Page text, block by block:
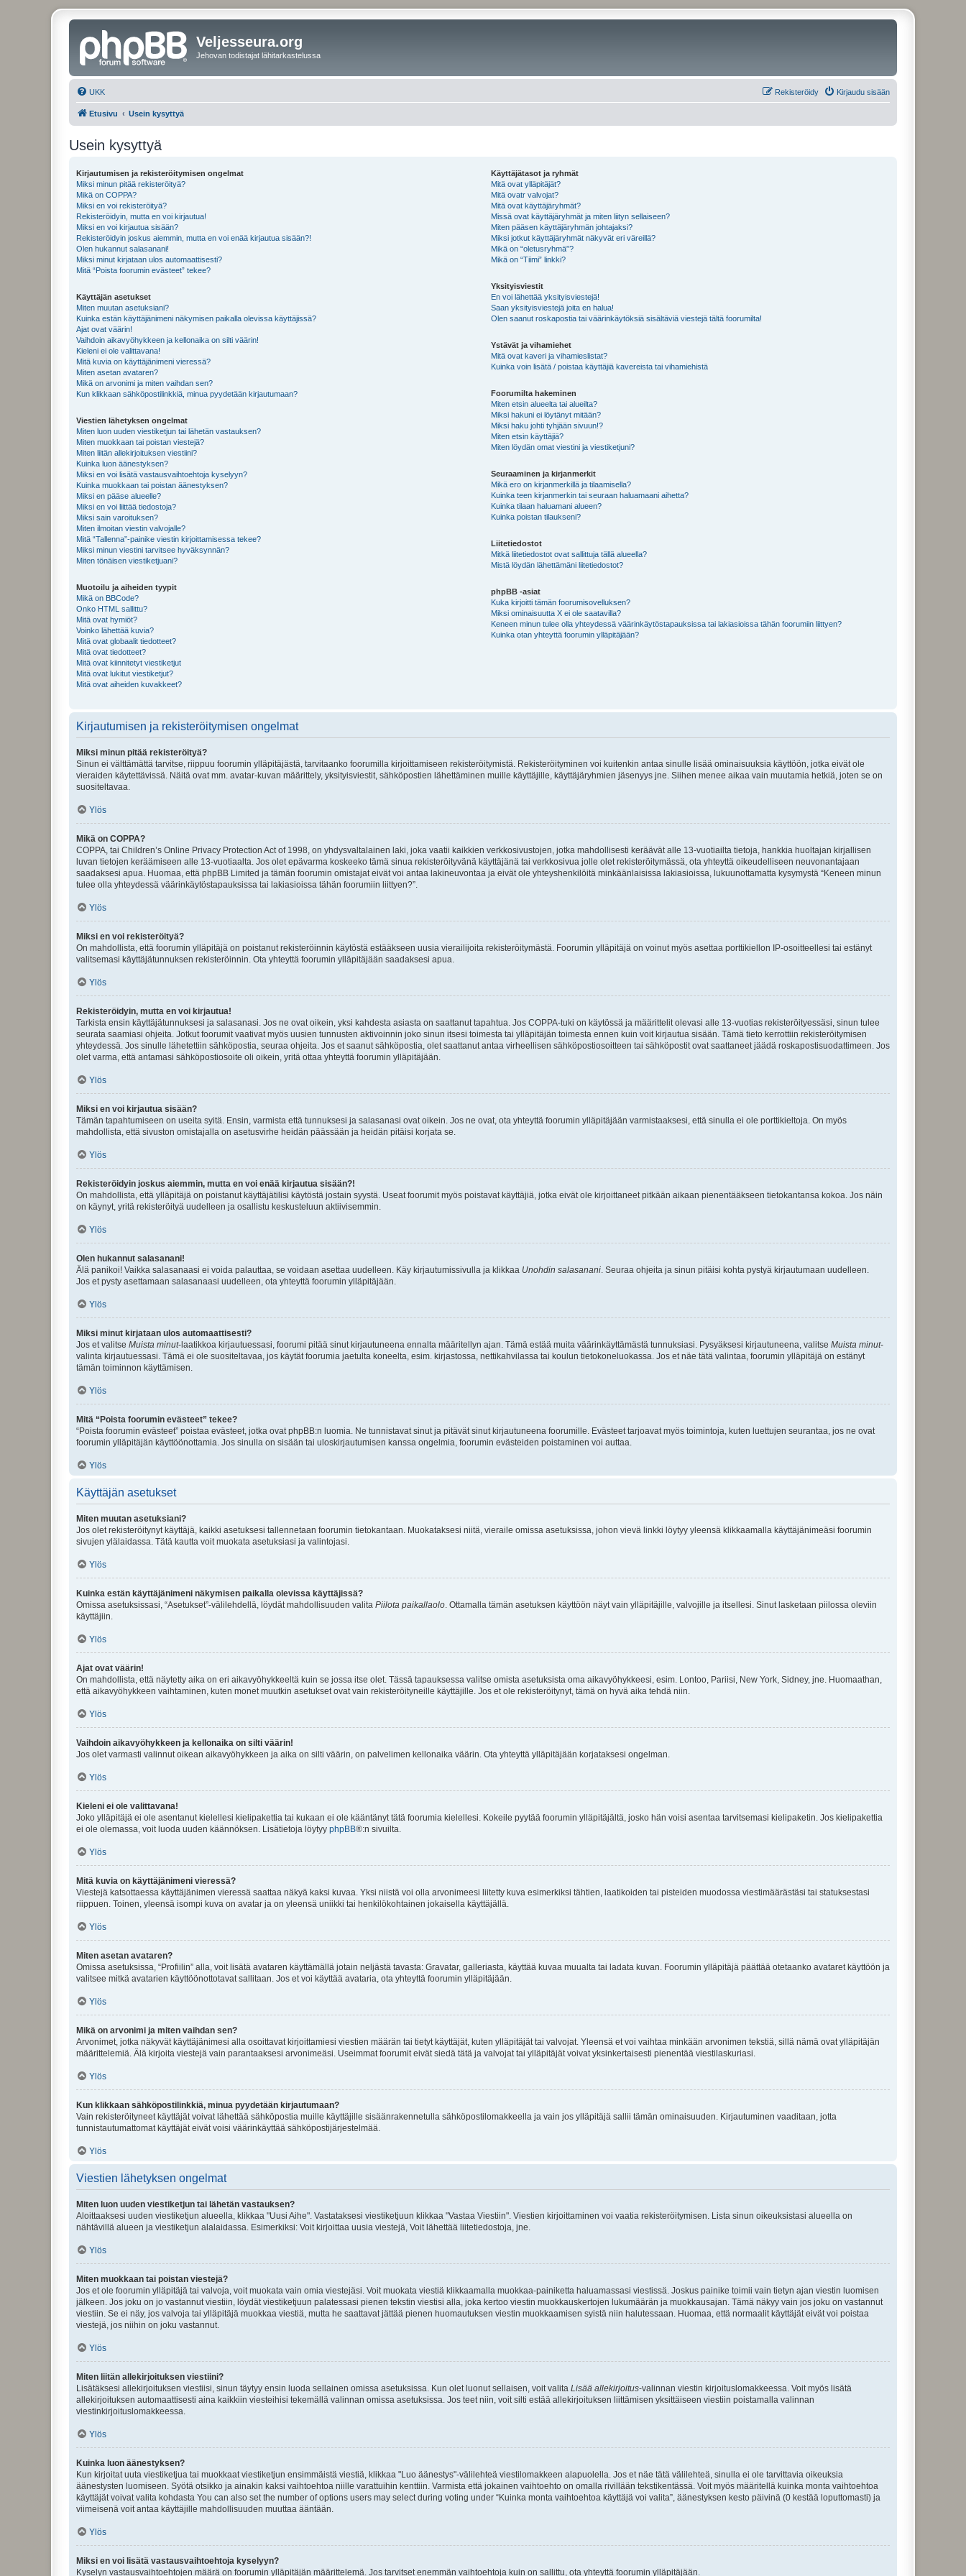
Veljesseura.org
Jehovan todistajat lähitarkastelussa
UKK Kirjaudu sisään
Rekisteröidy
Etusivu Usein kysyttyä
Usein kysyttyä
Kirjautumisen ja rekisteröitymisen ongelmat
Miksi minun pitää rekisteröityä?
Mikä on COPPA?
Miksi en voi rekisteröityä?
Rekisteröidyin, mutta en voi kirjautua!
Miksi en voi kirjautua sisään?
Rekisteröidyin joskus aiemmin, mutta en voi enää kirjautua sisään?!
Olen hukannut salasanani!
Miksi minut kirjataan ulos automaattisesti?
Mitä “Poista foorumin evästeet” tekee?
Käyttäjän asetukset
Miten muutan asetuksiani?
Kuinka estän käyttäjänimeni näkymisen paikalla olevissa käyttäjissä?
Ajat ovat väärin!
Vaihdoin aikavyöhykkeen ja kellonaika on silti väärin!
Kieleni ei ole valittavana!
Mitä kuvia on käyttäjänimeni vieressä?
Miten asetan avataren?
Mikä on arvonimi ja miten vaihdan sen?
Kun klikkaan sähköpostilinkkiä, minua pyydetään kirjautumaan?
Viestien lähetyksen ongelmat
Miten luon uuden viestiketjun tai lähetän vastauksen?
Miten muokkaan tai poistan viestejä?
Miten liitän allekirjoituksen viestiini?
Kuinka luon äänestyksen?
Miksi en voi lisätä vastausvaihtoehtoja kyselyyn?
Kuinka muokkaan tai poistan äänestyksen?
Miksi en pääse alueelle?
Miksi en voi liittää tiedostoja?
Miksi sain varoituksen?
Miten ilmoitan viestin valvojalle?
Mitä “Tallenna”-painike viestin kirjoittamisessa tekee?
Miksi minun viestini tarvitsee hyväksynnän?
Miten tönäisen viestiketjuani?
Muotoilu ja aiheiden tyypit
Mikä on BBCode?
Onko HTML sallittu?
Mitä ovat hymiöt?
Voinko lähettää kuvia?
Mitä ovat globaalit tiedotteet?
Mitä ovat tiedotteet?
Mitä ovat kiinnitetyt viestiketjut
Mitä ovat lukitut viestiketjut?
Mitä ovat aiheiden kuvakkeet?
Käyttäjätasot ja ryhmät
Mitä ovat ylläpitäjät?
Mitä ovatr valvojat?
Mitä ovat käyttäjäryhmät?
Missä ovat käyttäjäryhmät ja miten liityn sellaiseen?
Miten pääsen käyttäjäryhmän johtajaksi?
Miksi jotkut käyttäjäryhmät näkyvät eri väreillä?
Mikä on “oletusryhmä”?
Mikä on “Tiimi” linkki?
Yksityisviestit
En voi lähettää yksityisviestejä!
Saan yksityisviestejä joita en halua!
Olen saanut roskapostia tai väärinkäytöksiä sisältäviä viestejä tältä foorumilta!
Ystävät ja vihamiehet
Mitä ovat kaveri ja vihamieslistat?
Kuinka voin lisätä / poistaa käyttäjiä kavereista tai vihamiehistä
Foorumilta hakeminen
Miten etsin alueelta tai alueilta?
Miksi hakuni ei löytänyt mitään?
Miksi haku johti tyhjään sivuun!?
Miten etsin käyttäjiä?
Miten löydän omat viestini ja viestiketjuni?
Seuraaminen ja kirjanmerkit
Mikä ero on kirjanmerkillä ja tilaamisella?
Kuinka teen kirjanmerkin tai seuraan haluamaani aihetta?
Kuinka tilaan haluamani alueen?
Kuinka poistan tilaukseni?
Liitetiedostot
Mitkä liitetiedostot ovat sallittuja tällä alueella?
Mistä löydän lähettämäni liitetiedostot?
phpBB -asiat
Kuka kirjoitti tämän foorumisovelluksen?
Miksi ominaisuutta X ei ole saatavilla?
Keneen minun tulee olla yhteydessä väärinkäytöstapauksissa tai lakiasioissa tähän foorumiin liittyen?
Kuinka otan yhteyttä foorumin ylläpitäjään?
Kirjautumisen ja rekisteröitymisen ongelmat
Miksi minun pitää rekisteröityä?
Sinun ei välttämättä tarvitse, riippuu foorumin ylläpitäjästä, tarvitaanko foorumilla kirjoittamiseen rekisteröitymistä. Rekisteröityminen voi kuitenkin antaa sinulle lisää ominaisuuksia käyttöön, jotka eivät ole
vieraiden käytettävissä. Näitä ovat mm. avatar-kuvan määrittely, yksityisviestit, sähköpostien lähettäminen muille käyttäjille, käyttäjäryhmien jäsenyys jne. Siihen menee aikaa vain muutamia hetkiä, joten se on
suositeltavaa.
Ylös
Mikä on COPPA?
COPPA, tai Children’s Online Privacy Protection Act of 1998, on yhdysvaltalainen laki, joka vaatii kaikkien verkkosivustojen, jotka mahdollisesti keräävät alle 13-vuotiailta tietoja, hankkia huoltajan kirjallisen
luvan tietojen keräämiseen alle 13-vuotiaalta. Jos olet epävarma koskeeko tämä sinua rekisteröityvänä käyttäjänä tai verkkosivua jolle olet rekisteröitymässä, ota yhteyttä oikeudelliseen neuvonantajaan
saadaksesi apua. Huomaa, että phpBB Limited ja tämän foorumin omistajat eivät voi antaa lakineuvontaa ja eivät ole yhteyshenkilöitä minkäänlaisissa lakiasioissa, lukuunottamatta kysymystä “Keneen minun
tulee olla yhteydessä väärinkäytöstapauksissa tai lakiasioissa tähän foorumiin liittyen?”.
Ylös
Miksi en voi rekisteröityä?
On mahdollista, että foorumin ylläpitäjä on poistanut rekisteröinnin käytöstä estääkseen uusia vierailijoita rekisteröitymästä. Foorumin ylläpitäjä on voinut myös asettaa porttikiellon IP-osoitteellesi tai estänyt
valitsemasi käyttäjätunnuksen rekisteröinnin. Ota yhteyttä foorumin ylläpitäjään saadaksesi apua.
Ylös
Rekisteröidyin, mutta en voi kirjautua!
Tarkista ensin käyttäjätunnuksesi ja salasanasi. Jos ne ovat oikein, yksi kahdesta asiasta on saattanut tapahtua. Jos COPPA-tuki on käytössä ja määrittelit olevasi alle 13-vuotias rekisteröityessäsi, sinun tulee
seurata saamiasi ohjeita. Jotkut foorumit vaativat myös uusien tunnusten aktivoinnin joko sinun itsesi toimesta tai ylläpitäjän toimesta ennen kuin voit kirjautua sisään. Tämä tieto kerrottiin rekisteröitymisen
yhteydessä. Jos sinulle lähetettiin sähköpostia, seuraa ohjeita. Jos et saanut sähköpostia, olet saattanut antaa virheellisen sähköpostiosoitteen tai sähköpostit ovat saattaneet jäädä roskapostisuodattimeen. Jos
olet varma, että antamasi sähköpostiosoite oli oikein, yritä ottaa yhteyttä foorumin ylläpitäjään.
Ylös
Miksi en voi kirjautua sisään?
Tämän tapahtumiseen on useita syitä. Ensin, varmista että tunnuksesi ja salasanasi ovat oikein. Jos ne ovat, ota yhteyttä foorumin ylläpitäjään varmistaaksesi, että sinulla ei ole porttikieltoja. On myös
mahdollista, että sivuston omistajalla on asetusvirhe heidän päässään ja heidän pitäisi korjata se.
Ylös
Rekisteröidyin joskus aiemmin, mutta en voi enää kirjautua sisään?!
On mahdollista, että ylläpitäjä on poistanut käyttäjätilisi käytöstä jostain syystä. Useat foorumit myös poistavat käyttäjiä, jotka eivät ole kirjoittaneet pitkään aikaan pienentääkseen tietokantansa kokoa. Jos näin
on käynyt, yritä rekisteröityä uudelleen ja osallistu keskusteluun aktiivisemmin.
Ylös
Olen hukannut salasanani!
Älä panikoi! Vaikka salasanaasi ei voida palauttaa, se voidaan asettaa uudelleen. Käy kirjautumissivulla ja klikkaa Unohdin salasanani . Seuraa ohjeita ja sinun pitäisi kohta pystyä kirjautumaan uudelleen.
Jos et pysty asettamaan salasanaasi uudelleen, ota yhteyttä foorumin ylläpitäjään.
Ylös
Miksi minut kirjataan ulos automaattisesti?
Jos et valitse Muista minut-laatikkoa kirjautuessasi, foorumi pitää sinut kirjautuneena ennalta määritellyn ajan. Tämä estää muita väärinkäyttämästä tunnuksiasi. Pysyäksesi kirjautuneena, valitse Muista minut-
valinta kirjautuessasi. Tämä ei ole suositeltavaa, jos käytät foorumia jaetulta koneelta, esim. kirjastossa, nettikahvilassa tai koulun tietokoneluokassa. Jos et näe tätä valintaa, foorumin ylläpitäjä on estänyt
tämän toiminnon käyttämisen.
Ylös
Mitä “Poista foorumin evästeet” tekee?
“Poista foorumin evästeet” poistaa evästeet, jotka ovat phpBB:n luomia. Ne tunnistavat sinut ja pitävät sinut kirjautuneena foorumille. Evästeet tarjoavat myös toimintoja, kuten luettujen seurantaa, jos ne ovat
foorumin ylläpitäjän käyttöönottamia. Jos sinulla on sisään tai uloskirjautumisen kanssa ongelmia, foorumin evästeiden poistaminen voi auttaa.
Ylös
Käyttäjän asetukset
Miten muutan asetuksiani?
Jos olet rekisteröitynyt käyttäjä, kaikki asetuksesi tallennetaan foorumin tietokantaan. Muokataksesi niitä, vieraile omissa asetuksissa, johon vievä linkki löytyy yleensä klikkaamalla käyttäjänimeäsi foorumin
sivujen ylälaidassa. Tätä kautta voit muokata asetuksiasi ja valintojasi.
Ylös
Kuinka estän käyttäjänimeni näkymisen paikalla olevissa käyttäjissä?
Omissa asetuksissasi, “Asetukset”-välilehdellä, löydät mahdollisuuden valita Piilota paikallaolo . Ottamalla tämän asetuksen käyttöön näyt vain ylläpitäjille, valvojille ja itsellesi. Sinut lasketaan piilossa oleviin
käyttäjiin.
Ylös
Ajat ovat väärin!
On mahdollista, että näytetty aika on eri aikavyöhykkeeltä kuin se jossa itse olet. Tässä tapauksessa valitse omista asetuksista oma aikavyöhykkeesi, esim. Lontoo, Pariisi, New York, Sidney, jne. Huomaathan,
että aikavyöhykkeen vaihtaminen, kuten monet muutkin asetukset ovat vain rekisteröityneille käyttäjille. Jos et ole rekisteröitynyt, tämä on hyvä aika tehdä niin.
Ylös
Vaihdoin aikavyöhykkeen ja kellonaika on silti väärin!
Jos olet varmasti valinnut oikean aikavyöhykkeen ja aika on silti väärin, on palvelimen kellonaika väärin. Ota yhteyttä ylläpitäjään korjataksesi ongelman.
Ylös
Kieleni ei ole valittavana!
Joko ylläpitäjä ei ole asentanut kielellesi kielipakettia tai kukaan ei ole kääntänyt tätä foorumia kielellesi. Kokeile pyytää foorumin ylläpitäjältä, josko hän voisi asentaa tarvitsemasi kielipaketin. Jos kielipakettia
ei ole olemassa, voit luoda uuden käännöksen. Lisätietoja löytyy phpBB®:n sivuilta.
Ylös
Mitä kuvia on käyttäjänimeni vieressä?
Viestejä katsottaessa käyttäjänimen vieressä saattaa näkyä kaksi kuvaa. Yksi niistä voi olla arvonimeesi liitetty kuva esimerkiksi tähtien, laatikoiden tai pisteiden muodossa viestimäärästäsi tai statuksestasi
riippuen. Toinen, yleensä isompi kuva on avatar ja on yleensä uniikki tai henkilökohtainen jokaisella käyttäjällä.
Ylös
Miten asetan avataren?
Omissa asetuksissa, “Profiilin” alla, voit lisätä avataren käyttämällä jotain neljästä tavasta: Gravatar, galleriasta, käyttää kuvaa muualta tai ladata kuvan. Foorumin ylläpitäjä päättää otetaanko avataret käyttöön ja
valitsee mitkä avatarien käyttöönottotavat sallitaan. Jos et voi käyttää avataria, ota yhteyttä foorumin ylläpitäjään.
Ylös
Mikä on arvonimi ja miten vaihdan sen?
Arvonimet, jotka näkyvät käyttäjänimesi alla osoittavat kirjoittamiesi viestien määrän tai tietyt käyttäjät, kuten ylläpitäjät tai valvojat. Yleensä et voi vaihtaa minkään arvonimen tekstiä, sillä nämä ovat ylläpitäjän
määrittelemiä. Älä kirjoita viestejä vain parantaaksesi arvonimeäsi. Useimmat foorumit eivät siedä tätä ja valvojat tai ylläpitäjät voivat yksinkertaisesti pienentää viestilaskuriasi.
Ylös
Kun klikkaan sähköpostilinkkiä, minua pyydetään kirjautumaan?
Vain rekisteröityneet käyttäjät voivat lähettää sähköpostia muille käyttäjille sisäänrakennetulla sähköpostilomakkeella ja vain jos ylläpitäjä sallii tämän ominaisuuden. Kirjautuminen vaaditaan, jotta
tunnistautumattomat käyttäjät eivät voisi väärinkäyttää sähköpostijärjestelmää.
Ylös
Viestien lähetyksen ongelmat
Miten luon uuden viestiketjun tai lähetän vastauksen?
Aloittaaksesi uuden viestiketjun alueella, klikkaa "Uusi Aihe". Vastataksesi viestiketjuun klikkaa "Vastaa Viestiin". Viestien kirjoittaminen voi vaatia rekisteröitymisen. Lista sinun oikeuksistasi alueella on
nähtävillä alueen ja viestiketjun alalaidassa. Esimerkiksi: Voit kirjoittaa uusia viestejä, Voit lähettää liitetiedostoja, jne.
Ylös
Miten muokkaan tai poistan viestejä?
Jos et ole foorumin ylläpitäjä tai valvoja, voit muokata vain omia viestejäsi. Voit muokata viestiä klikkaamalla muokkaa-painiketta haluamassasi viestissä. Joskus painike toimii vain tietyn ajan viestin luomisen
jälkeen. Jos joku on jo vastannut viestiin, löydät viestiketjuun palatessasi pienen tekstin viestisi alla, joka kertoo viestin muokkauskertojen lukumäärän ja muokkausajan. Tämä näkyy vain jos joku on vastannut
viestiin. Se ei näy, jos valvoja tai ylläpitäjä muokkaa viestiä, mutta he saattavat jättää pienen huomautuksen viestin muokkaamisen syistä niin halutessaan. Huomaa, että normaalit käyttäjät eivät voi poistaa
viestejä, jos niihin on joku vastannut.
Ylös
Miten liitän allekirjoituksen viestiini?
Lisätäksesi allekirjoituksen viestiisi, sinun täytyy ensin luoda sellainen omissa asetuksissa. Kun olet luonut sellaisen, voit valita Lisää allekirjoitus-valinnan viestin kirjoituslomakkeessa. Voit myös lisätä
allekirjoituksen automaattisesti aina kaikkiin viesteihisi tekemällä valinnan omissa asetuksissa. Jos teet niin, voit silti estää allekirjoituksen liittämisen yksittäiseen viestiin poistamalla valinnan
viestinkirjoituslomakkeessa.
Ylös
Kuinka luon äänestyksen?
Kun kirjoitat uuta viestiketjua tai muokkaat viestiketjun ensimmäistä viestiä, klikkaa "Luo äänestys"-välilehteä viestilomakkeen alapuolella. Jos et näe tätä välilehteä, sinulla ei ole tarvittavia oikeuksia
äänestysten luomiseen. Syötä otsikko ja ainakin kaksi vaihtoehtoa niille varattuihin kenttiin. Varmista että jokainen vaihtoehto on omalla rivillään tekstikentässä. Voit myös määritellä kuinka monta vaihtoehtoa
käyttäjät voivat valita kohdasta You can also set the number of options users may select during voting under “Kuinka monta vaihtoehtoa käyttäjä voi valita”, äänestyksen kesto päivinä (0 kestää loputtomasti) ja
viimeisenä voit antaa käyttäjille mahdollisuuden muuttaa ääntään.
Ylös
Miksi en voi lisätä vastausvaihtoehtoja kyselyyn?
Kyselyn vastausvaihtoehtojen määrä on foorumin ylläpitäjän määrittelemä. Jos tarvitset enemmän vaihtoehtoja kuin on sallittu, ota yhteyttä foorumin ylläpitäjään.